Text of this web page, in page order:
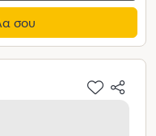
σου